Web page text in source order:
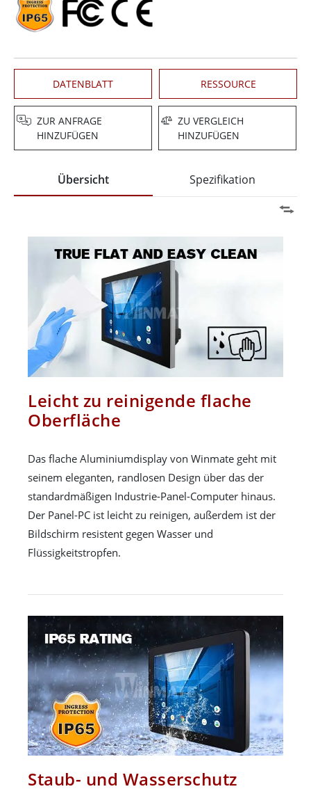
DATENBLATT RESSOURCE
ZUR ANFRAGE
HINZUFÜGEN
ZU VERGLEICH
HINZUFÜGEN
Übersicht Spezifikation
Leicht zu reinigende flache
Oberfläche
Das flache Aluminiumdisplay von Winmate geht mit
seinem eleganten, randlosen Design über das der
standardmäßigen Industrie-Panel-Computer hinaus.
Der Panel-PC ist leicht zu reinigen, außerdem ist der
Bildschirm resistent gegen Wasser und
Flüssigkeitstropfen.
Staub- und Wasserschutz